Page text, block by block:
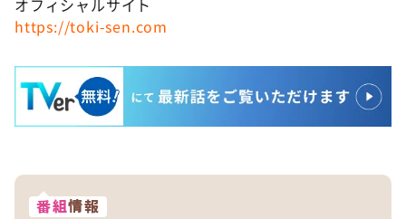
https://toki-sen.com
番組情報